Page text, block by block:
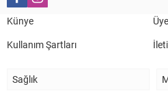
TEKİRDAĞ İL EMNİYET
Künye
Kullanım Şartları
Sağlık